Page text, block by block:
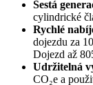
Šestá
cylindrické
Rychlé
dojezdu za
Dojezd až
Udržitelná
CO₂e a